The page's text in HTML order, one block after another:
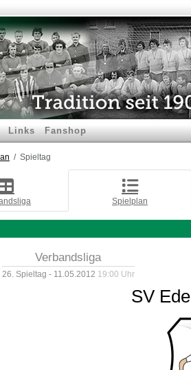
Links Fanshop
Spieltag
Spielplan
Verbandsliga
26. Spieltag - 11.05.2012 19:00 Uhr
SV